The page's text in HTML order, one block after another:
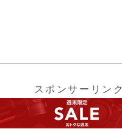
スポンサーリンク